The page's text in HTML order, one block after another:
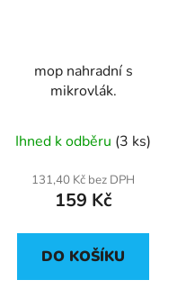
mop nahradní s
mikrovlák.
Ihned k odběru (3 ks)
131,40 Kč bez DPH
159 Kč
DO KOŠÍKU